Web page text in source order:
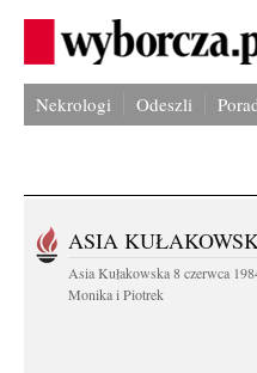
Nekrologi Odeszli
ASIA
Asia Kułakowska 8 czerwca
Monika i Piotrek